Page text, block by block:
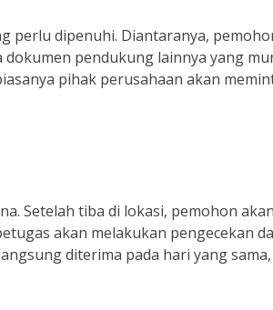
perlu dipenuhi. Diantaranya,
pendukung lainnya yang
pihak perusahaan akan
Setelah tiba di lokasi, pemohon
akan melakukan pengecekan
diterima pada hari yang